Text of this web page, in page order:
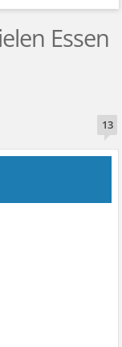
Essen
13